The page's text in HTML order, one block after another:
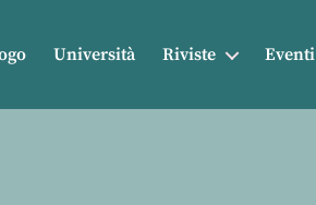
Università Riviste Eventi